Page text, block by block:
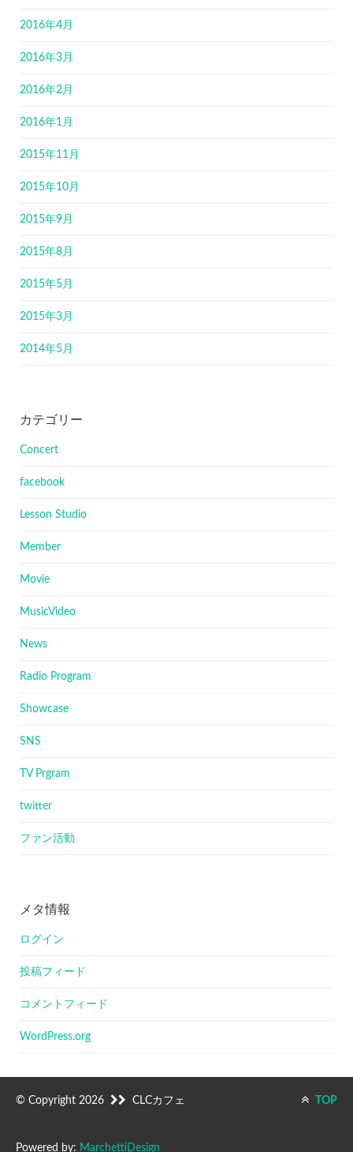
2016年4月
2016年3月
2016年2月
2016年1月
2015年11月
2015年10月
2015年9月
2015年8月
2015年5月
2015年3月
2014年5月
カテゴリー
Concert
facebook
Lesson Studio
Member
Movie
MusicVideo
News
Radio Program
Showcase
SNS
TV Prgram
twitter
ファン活動
メタ情報
ログイン
投稿フィード
コメントフィード
WordPress.org
© Copyright 2026 CLCカフェ TOP
Powered by: MarchettiDesign